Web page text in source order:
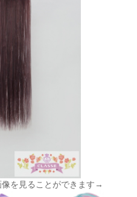
を見ることができます→